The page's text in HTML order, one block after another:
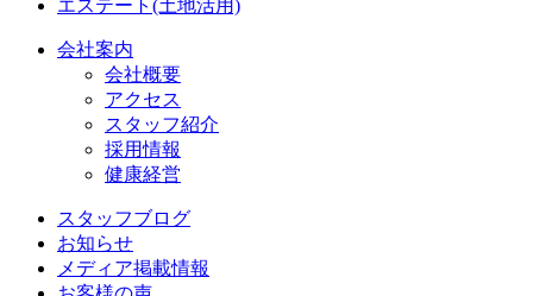
エステート(土地活用)
会社案内
会社概要
アクセス
スタッフ紹介
採用情報
健康経営
スタッフブログ
お知らせ
メディア掲載情報